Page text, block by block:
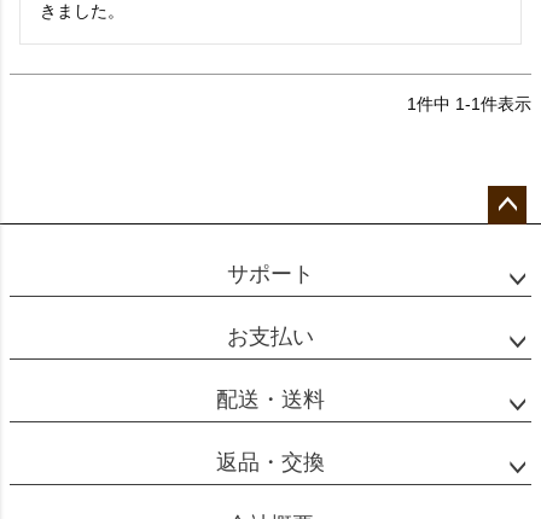
きました。
1件中 1-1件表示
ップ
サポート
お支払い
配送・送料
返品・交換